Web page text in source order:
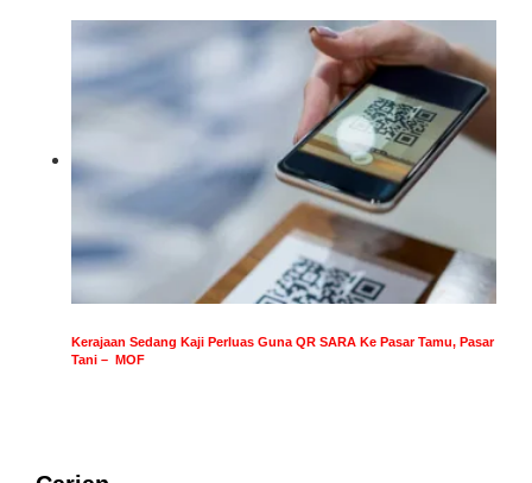
Kerajaan Sedang Kaji Perluas Guna QR SARA Ke Pasar Tamu, Pasar
Tani – MOF